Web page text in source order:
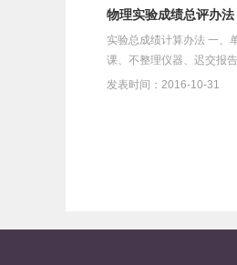
物理实验成绩总评办法
实验总成绩计算办法 一、
课、不整理仪器、迟交报
发表时间：2016-10-31